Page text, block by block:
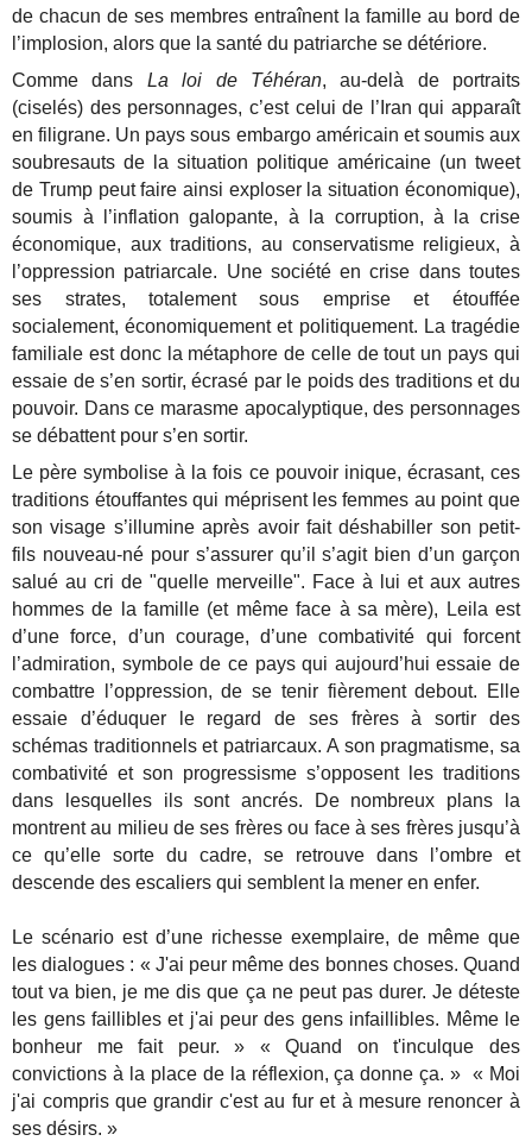
de chacun de ses membres entraînent la famille au bord de
l’implosion, alors que la santé du patriarche se détériore.
Comme dans La loi de Téhéran, au-delà de portraits
(ciselés) des personnages, c’est celui de l’Iran qui apparaît
en filigrane. Un pays sous embargo américain et soumis aux
soubresauts de la situation politique américaine (un tweet
de Trump peut faire ainsi exploser la situation économique),
soumis à l’inflation galopante, à la corruption, à la crise
économique, aux traditions, au conservatisme religieux, à
l’oppression patriarcale. Une société en crise dans toutes
ses strates, totalement sous emprise et étouffée
socialement, économiquement et politiquement. La tragédie
familiale est donc la métaphore de celle de tout un pays qui
essaie de s’en sortir, écrasé par le poids des traditions et du
pouvoir. Dans ce marasme apocalyptique, des personnages
se débattent pour s’en sortir.
Le père symbolise à la fois ce pouvoir inique, écrasant, ces
traditions étouffantes qui méprisent les femmes au point que
son visage s’illumine après avoir fait déshabiller son petit-
fils nouveau-né pour s’assurer qu’il s’agit bien d’un garçon
salué au cri de "quelle merveille". Face à lui et aux autres
hommes de la famille (et même face à sa mère), Leila est
d’une force, d’un courage, d’une combativité qui forcent
l’admiration, symbole de ce pays qui aujourd’hui essaie de
combattre l’oppression, de se tenir fièrement debout. Elle
essaie d’éduquer le regard de ses frères à sortir des
schémas traditionnels et patriarcaux. A son pragmatisme, sa
combativité et son progressisme s’opposent les traditions
dans lesquelles ils sont ancrés. De nombreux plans la
montrent au milieu de ses frères ou face à ses frères jusqu’à
ce qu’elle sorte du cadre, se retrouve dans l’ombre et
descende des escaliers qui semblent la mener en enfer.
Le scénario est d’une richesse exemplaire, de même que
les dialogues : « J'ai peur même des bonnes choses. Quand
tout va bien, je me dis que ça ne peut pas durer. Je déteste
les gens faillibles et j'ai peur des gens infaillibles. Même le
bonheur me fait peur. » « Quand on t'inculque des
convictions à la place de la réflexion, ça donne ça. » « Moi
j'ai compris que grandir c'est au fur et à mesure renoncer à
ses désirs. »